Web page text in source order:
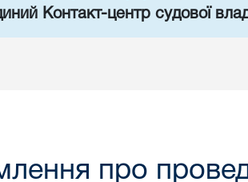
Контакт-центр судової
про